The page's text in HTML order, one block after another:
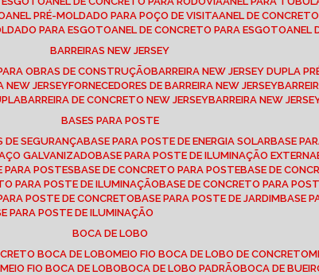
ANEL PRÉ-MOLDADO PARA POÇO DE VISITA ANEL DE
PARA ESGOTO ANEL DE CONCRETO PARA ESGOTO
BARREIRAS NEW JERSEY
OBRAS DE CONSTRUÇÃO BARREIRA NEW JERSEY DUPLA
NEW JERSEY FORNECEDORES DE BARREIRA NEW JERSEY
BARREIRA DE CONCRETO NEW JERSEY BARREIRA NEW
BASES PARA POSTE
DE SEGURANÇA BASE PARA POSTE DE ENERGIA SOLAR BASE
AÇO GALVANIZADO BASE PARA POSTE DE ILUMINAÇÃO EXTERNA
PARA POSTES BASE DE CONCRETO PARA POSTE BASE DE
PARA POSTE DE ILUMINAÇÃO BASE DE CONCRETO PARA
PARA POSTE DE CONCRETO BASE PARA POSTE DE JARDIM BASE
PARA POSTE DE ILUMINAÇÃO
BOCA DE LOBO
BOCA DE LOBO MEIO FIO BOCA DE LOBO DE CONCRETO
MEIO FIO BOCA DE LOBO BOCA DE LOBO PADRÃO BOCA DE